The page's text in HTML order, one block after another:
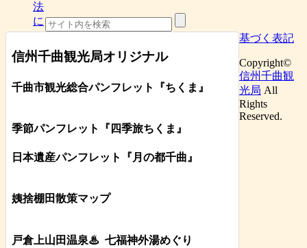
信州千曲観光局オリジナル
千曲市観光総合パンフレット 『ちくま 』
季節パンフレット『四季旅ちくま』
日本遺産パンフレット 『月の都千曲 』
姨捨棚田散策マップ
戸倉上山田温泉♨ 七福神外湯めぐり
法
に
基づく表記
Copyright©
信州千曲観
光局 All
Rights
Reserved.